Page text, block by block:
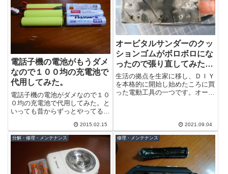
電話子機の電池がもうダメ
なので１００均の充電池で
代用してみた。
電話子機の電池がダメなので１０
０均の充電池で代用してみた。と
いっても昔からずっとやってる方
う機会のなくなった固定電話です
が、先日と...
2015.02.15
オービタルサンダーのクッ
ションゴムがボロボロにな
ったので張り直してみた
E-Value EWS-90
生活の拠点を生家に移し、ＤＩＹ
を本格的に開始し始めたころに買
った電動工具の一つです。オービ
2021.09.04
分解・修理・メンテナンス 修理・メンテナンス